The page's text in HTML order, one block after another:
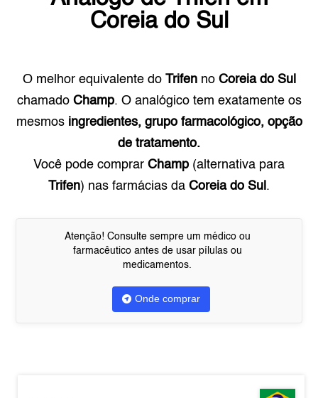
Coreia do Sul
O melhor equivalente do Trifenno Coreia do Sul
chamado Champ. O analógico tem exatamente os
mesmos ingredientes, grupo farmacológico, opção
de tratamento.
Você pode comprar Champ (alternativa para
Trifen) nas farmácias da Coreia do Sul .
Atenção! Consulte sempre um médico ou
farmacêutico antes de usar pílulas ou
medicamentos.
Onde comprar